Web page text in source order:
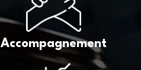
Accompagnement